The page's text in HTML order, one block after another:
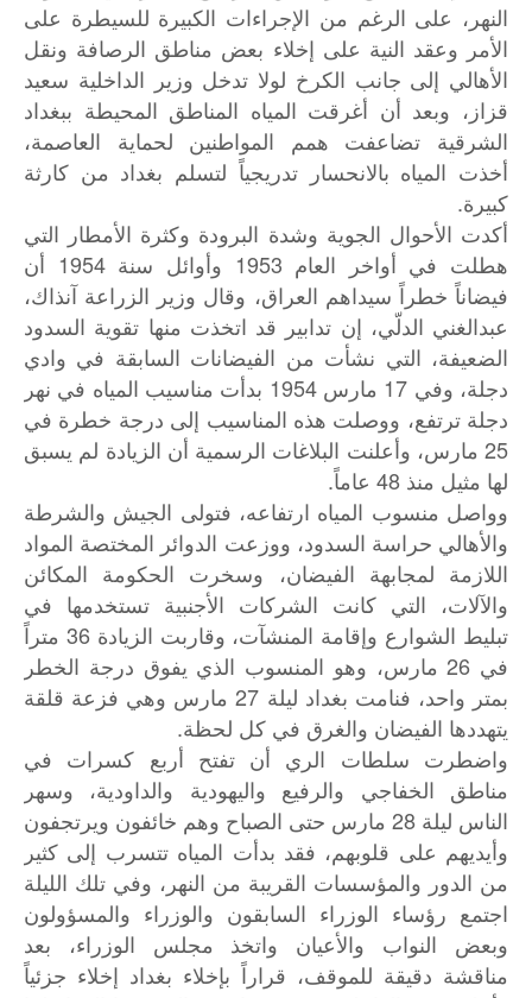
النهر، على الرغم من الإجراءات الكبيرة للسيطرة على
الأمر وعقد النية على إخلاء بعض مناطق الرصافة ونقل
الأهالي إلى جانب الكرخ لولا تدخل وزير الداخلية سعيد
قزاز، وبعد أن أغرقت المياه المناطق المحيطة ببغداد
الشرقية تضاعفت همم المواطنين لحماية العاصمة،
أخذت المياه بالانحسار تدريجياً لتسلم بغداد من كارثة
كبيرة.
أكدت الأحوال الجوية وشدة البرودة وكثرة الأمطار التي
هطلت في أواخر العام 1953 وأوائل سنة 1954 أن
فيضاناً خطراً سيداهم العراق، وقال وزير الزراعة آنذاك،
عبدالغني الدلّي، إن تدابير قد اتخذت منها تقوية السدود
الضعيفة، التي نشأت من الفيضانات السابقة في وادي
دجلة، وفي 17 مارس 1954 بدأت مناسيب المياه في نهر
دجلة ترتفع، ووصلت هذه المناسيب إلى درجة خطرة في
25 مارس، وأعلنت البلاغات الرسمية أن الزيادة لم يسبق
لها مثيل منذ 48 عاماً.
وواصل منسوب المياه ارتفاعه، فتولى الجيش والشرطة
والأهالي حراسة السدود، ووزعت الدوائر المختصة المواد
اللازمة لمجابهة الفيضان، وسخرت الحكومة المكائن
والآلات، التي كانت الشركات الأجنبية تستخدمها في
تبليط الشوارع وإقامة المنشآت، وقاربت الزيادة 36 متراً
في 26 مارس، وهو المنسوب الذي يفوق درجة الخطر
بمتر واحد، فنامت بغداد ليلة 27 مارس وهي فزعة قلقة
يتهددها الفيضان والغرق في كل لحظة.
واضطرت سلطات الري أن تفتح أربع كسرات في
مناطق الخفاجي والرفيع واليهودية والداودية، وسهر
الناس ليلة 28 مارس حتى الصباح وهم خائفون ويرتجفون
وأيديهم على قلوبهم، فقد بدأت المياه تتسرب إلى كثير
من الدور والمؤسسات القريبة من النهر، وفي تلك الليلة
اجتمع رؤساء الوزراء السابقون والوزراء والمسؤولون
وبعض النواب والأعيان واتخذ مجلس الوزراء، بعد
مناقشة دقيقة للموقف، قراراً بإخلاء بغداد إخلاء جزئياً